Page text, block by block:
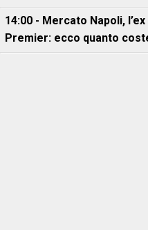
14:00 - Mercato Napoli,
Premier: ecco quanto